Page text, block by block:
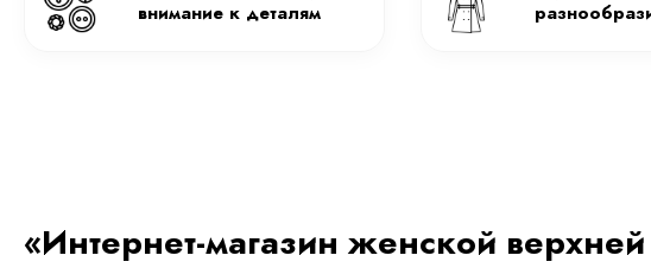
внимание к деталям
«Интернет-магазин женской